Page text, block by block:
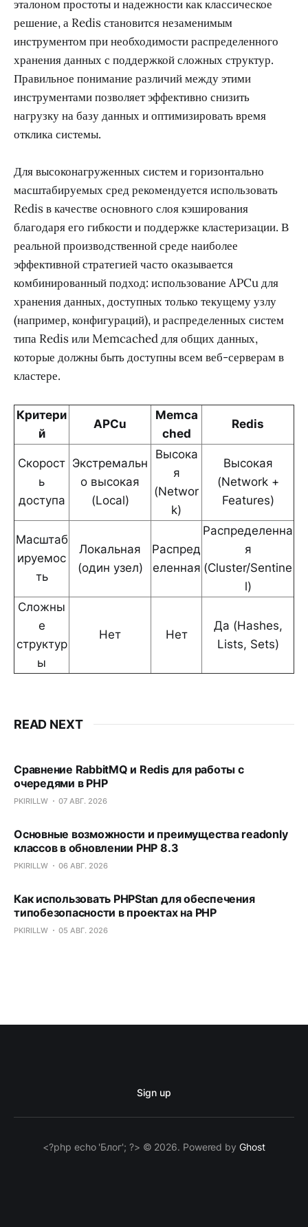
эталоном простоты и надежности как классическое
решение, а Redis становится незаменимым
инструментом при необходимости распределенного
хранения данных с поддержкой сложных структур.
Правильное понимание различий между этими
инструментами позволяет эффективно снизить
нагрузку на базу данных и оптимизировать время
отклика системы.
Для высоконагруженных систем и горизонтально
масштабируемых сред рекомендуется использовать
Redis в качестве основного слоя кэширования
благодаря его гибкости и поддержке кластеризации. В
реальной производственной среде наиболее
эффективной стратегией часто оказывается
комбинированный подход: использование APCu для
хранения данных, доступных только текущему узлу
(например, конфигураций), и распределенных систем
типа Redis или Memcached для общих данных,
которые должны быть доступны всем веб-серверам в
кластере.
Критери
й
APCu
Memca
ched
Redis
Скорост
ь
доступа
Экстремальн
о высокая
(Local)
Высока
я
(Networ
k)
Высокая
(Network +
Features)
Масштаб
ируемос
ть
Локальная
(один узел)
Распред
еленная
Распределенна
я
(Cluster/Sentine
l)
Сложны
е
структур
ы
Нет Нет
Да (Hashes,
Lists, Sets)
READ NEXT
Сравнение RabbitMQ и Redis для работы с
очередями в PHP
PKIRILLW 07 АВГ. 2026
Основные возможности и преимущества readonly
классов в обновлении PHP 8.3
PKIRILLW 06 АВГ. 2026
Как использовать PHPStan для обеспечения
типобезопасности в проектах на PHP
PKIRILLW 05 АВГ. 2026
Sign up
<?php echo 'Блог'; ?> © 2026. Powered by Ghost